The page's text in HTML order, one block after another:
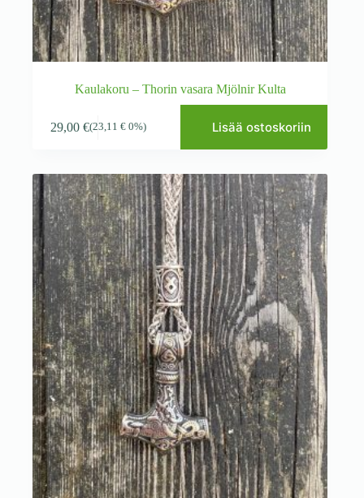
Kaulakoru – Thorin vasara Mjölnir Kulta
29,00 €(23,11 €0%) Lisää ostoskoriin